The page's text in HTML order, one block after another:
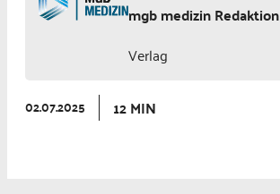
mgb medizin Redaktion
Verlag
02.07.2025 12 MIN